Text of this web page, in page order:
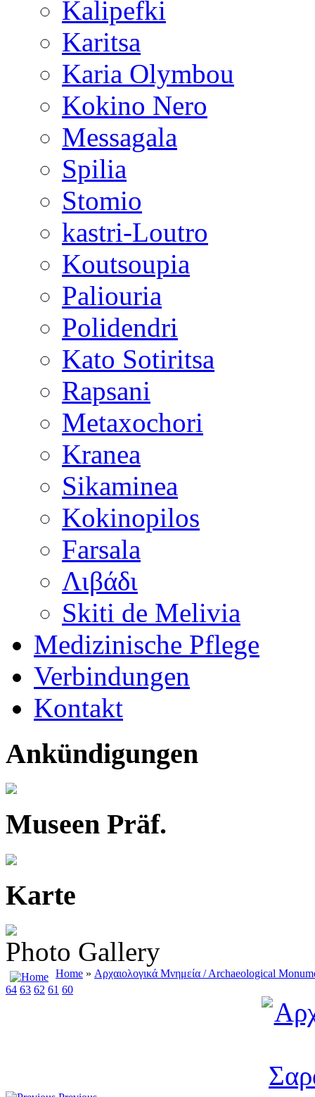
Kalipefki
Karitsa
Karia Olymbou
Kokino Nero
Messagala
Spilia
Stomio
kastri-Loutro
Koutsoupia
Paliouria
Polidendri
Kato Sotiritsa
Rapsani
Metaxochori
Kranea
Sikaminea
Kokinopilos
Farsala
Λιβάδι
Skiti de Melivia
Medizinische Pflege
Verbindungen
Kontakt
Ankündigungen
Museen Präf.
Karte
Photo Gallery
Home » Αρχαιολογικά Μνημεία / Αrchaeological
64 63 62 61 60